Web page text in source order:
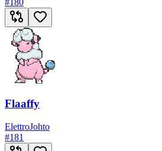
#180
Flaaffy
ElettroJohto
#181